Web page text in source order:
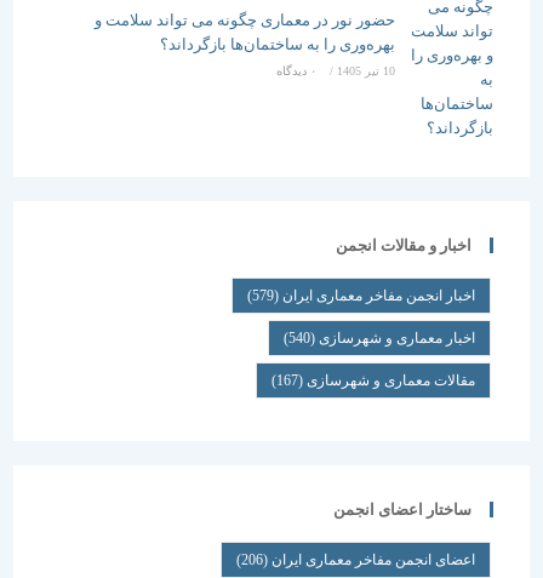
حضور نور در معماری چگونه می تواند سلامت و
بهره‌وری را به ساختمان‌ها بازگرداند؟
/ ۰ دیدگاه
اخبار و مقالات انجمن
اخبار انجمن مفاخر معماری ایران (579)
اخبار معماری و شهرسازی(540)
مقالات معماری و شهرسازی(167)
ساختار اعضای انجمن
اعضای انجمن مفاخر معماری ایران (206)